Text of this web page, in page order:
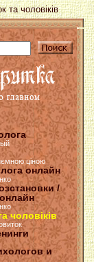
та чоловіків
ціною
онлайн
/
чоловіків
и